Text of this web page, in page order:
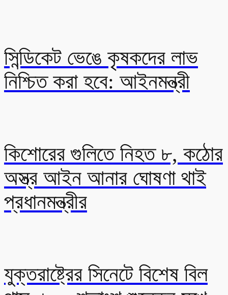
সিন্ডিকেট ভেঙে কৃষকদের লাভ
নিশ্চিত করা হবে: আইনমন্ত্রী
কিশোরের গুলিতে নিহত ৮, কঠোর
অস্ত্র আইন আনার ঘোষণা থাই
প্রধানমন্ত্রীর
যুক্তরাষ্ট্রের সিনেটে বিশেষ বিল